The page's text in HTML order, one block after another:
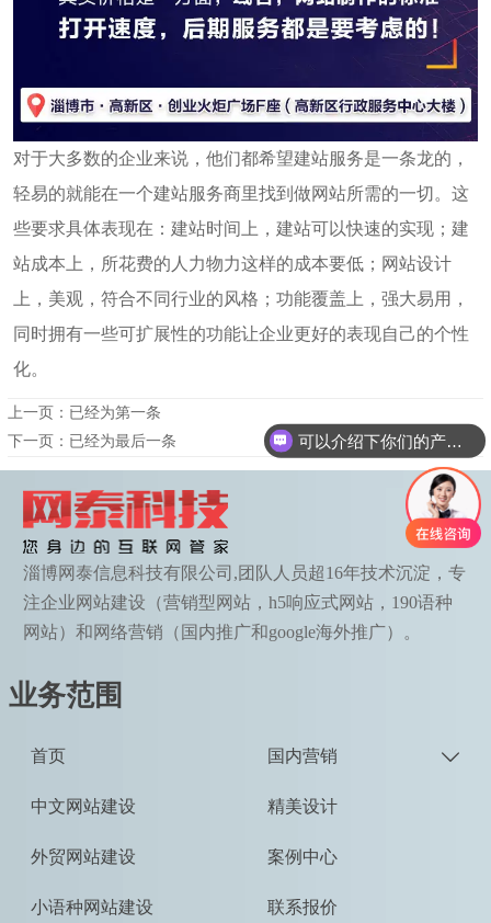
对于大多数的企业来说，他们都希望建站服务是一条龙的，
轻易的就能在一个建站服务商里找到做网站所需的一切。这
些要求具体表现在：建站时间上，建站可以快速的实现；建
站成本上，所花费的人力物力这样的成本要低；网站设计
上，美观，符合不同行业的风格；功能覆盖上，强大易用，
同时拥有一些可扩展性的功能让企业更好的表现自己的个性
化。
上一页：已经为第一条
下一页：已经为最后一条
淄博网泰信息科技有限公司,团队人员超16年技术沉淀，专
注企业网站建设（营销型网站，h5响应式网站，190语种
网站）和网络营销（国内推广和google海外推广）。
业务范围
首页
中文网站建设
外贸网站建设
小语种网站建设
国内营销 
精美设计
案例中心
联系报价
可以介绍下你们的产品么